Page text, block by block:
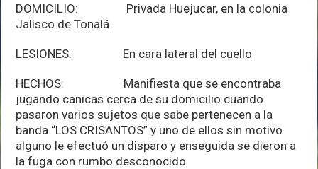
DOMICILIO: Privada Huejucar, en la colonia
Jalisco de Tonalá
LESIONES: En cara lateral del cuello
HECHOS: Manifiesta que se encontraba
jugando canicas cerca de su domicilio cuando
pasaron varios sujetos que sabe pertenecen a la
banda “LOS CRISANTOS” y uno de ellos sin motivo
alguno le efectuó un disparo y enseguida se dieron a
la fuga con rumbo desconocido